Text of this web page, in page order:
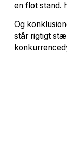
en flot stand.
Og
står rigtigt